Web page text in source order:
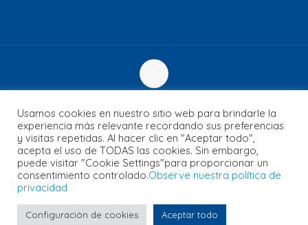
web creado porConcept Inc.& Leverage Digital
Usamos cookies en nuestro sitio web para brindarle la
experiencia más relevante recordando sus preferencias
y visitas repetidas. Al hacer clic en "Aceptar todo",
acepta el uso de TODAS las cookies. Sin embargo,
puede visitar "Cookie Settings"para proporcionar un
consentimiento controlado.Observe nuestra política de
privacidad
Configuración de cookies Aceptar todo
English(Inglés) Français(Francés)
日本語
Português(Portugués, Portugal ) Български